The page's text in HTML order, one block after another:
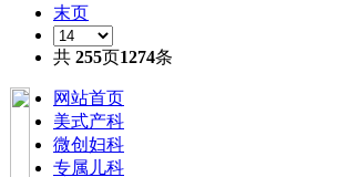
末页
共 255页1274条
网站首页
美式产科
微创妇科
专属儿科